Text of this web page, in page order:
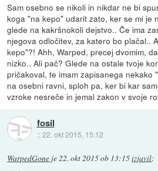
Sam osebno se nikoli in nikdar ne bi
koga "na kepo" udarit zato, ker se mi je
glede na kakršnokoli dejstvo.. Če ima
njegova odločitev, za katero bo plačal..
kepo"?! Ahh, Warped, precej dvomim,
nizko.. Ali pač? Glede na ostale tvoje
pričakoval, te imam zapisanega nekako
na osebni ravni, sploh pa, ker bi kar
vzroke nesreče in jemal zakon v svoje
fosil
::22. okt 2015, 15:12
WarpedGone je22. okt 2015 ob 13:15izjavil: